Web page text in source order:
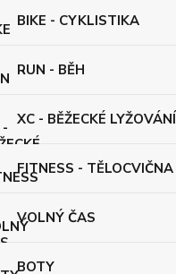
BIKE - CYKLISTIKA
RUN - BĚH
XC - BĚŽECKÉ LYŽOVÁNÍ
FITNESS - TĚLOCVIČNA
VOLNÝ ČAS
BOTY